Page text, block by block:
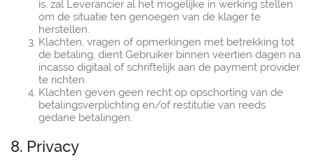
is, zal Leverancier al het mogelijke in werking stellen
om de situatie ten genoegen van de klager te
herstellen.
Klachten, vragen of opmerkingen met betrekking tot
de betaling, dient Gebruiker binnen veertien dagen na
incasso digitaal of schriftelijk aan de payment provider
te richten.
Klachten geven geen recht op opschorting van de
betalingsverplichting en/of restitutie van reeds
gedane betalingen.
8. Privacy